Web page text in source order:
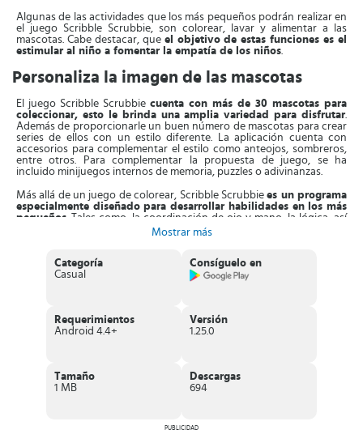
Algunas de las actividades que los más pequeños podrán realizar en
el juego Scribble Scrubbie, son colorear, lavar y alimentar a las
mascotas. Cabe destacar, que el objetivo de estas funciones es el
estimular al niño a fomentar la empatía de los niños.
Personaliza la imagen de las mascotas
El juego Scribble Scrubbie cuenta con más de 30 mascotas para
coleccionar, esto le brinda una amplia variedad para disfrutar.
Además de proporcionarle un buen número de mascotas para crear
series de ellos con un estilo diferente. La aplicación cuenta con
accesorios para complementar el estilo como anteojos, sombreros,
entre otros. Para complementar la propuesta de juego, se ha
incluido minijuegos internos de memoria, puzzles o adivinanzas.
Más allá de un juego de colorear, Scribble Scrubbiees un programa
especialmente diseñado para desarrollar habilidades en los más
pequeños . Tales como, la coordinación de ojo y mano, la lógica, así
como la resolución de problemas de una forma entretenida y
los niños que no se sienten a gusto pintando con colores físicos, un
buen comienzo es la aplicación Scribble Scrubbie.
transformar la imagen de una linda mascota aportándole mucho
Uno de los factores más favorecedores del programa es que
indicaciones son de forma guiada.
estimulación creativa.
Mostrar más
Categoría
Casual
Consíguelo en
Requerimientos
Android 4.4+
Versión
1.25.0
Tamaño
1 MB
Descargas
694
PUBLICIDAD